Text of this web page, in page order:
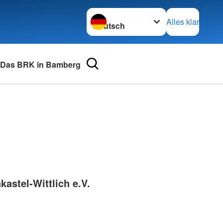
Sprache wechseln zu
Alles klar
Das BRK in Bamberg
und Lob
Wittlich e.V.